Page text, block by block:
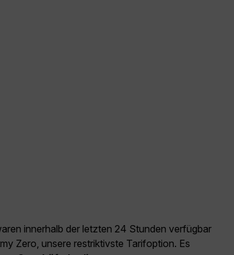
innerhalb der letzten 24 Stunden verfügbar
Zero, unsere restriktivste Tarifoption. Es